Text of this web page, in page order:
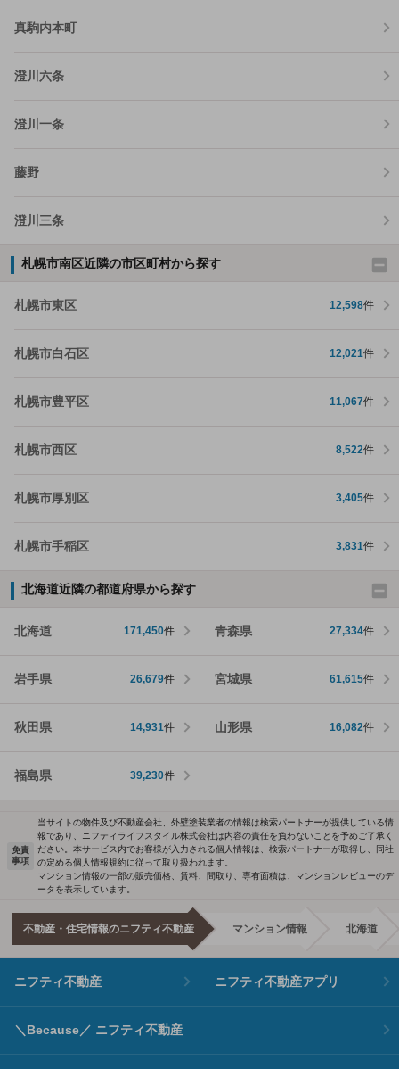
真駒内本町
澄川六条
澄川一条
藤野
澄川三条
札幌市南区近隣の市区町村から探す
札幌市東区 12,598件
札幌市白石区 12,021件
札幌市豊平区 11,067件
札幌市西区 8,522件
札幌市厚別区 3,405件
札幌市手稲区 3,831件
北海道近隣の都道府県から探す
北海道 171,450件 青森県 27,334件
岩手県 26,679件 宮城県 61,615件
秋田県 14,931件 山形県 16,082件
福島県 39,230件
免責
事項
当サイトの物件及び不動産会社、外壁塗装業者の情報は検索パートナーが提供している情
報であり、ニフティライフスタイル株式会社は内容の責任を負わないことを予めご了承く
ださい。本サービス内でお客様が入力される個人情報は、検索パートナーが取得し、同社
の定める個人情報規約に従って取り扱われます。
マンション情報の一部の販売価格、賃料、間取り、専有面積は、マンションレビューのデ
ータを表示しています。
不動産・住宅情報のニフティ不動産 マンション情報 北海道
ニフティ不動産 ニフティ不動産アプリ
＼Because／ ニフティ不動産